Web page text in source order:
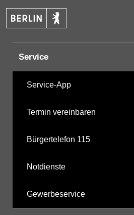
Service
Service-App
Termin vereinbaren
Bürgertelefon 115
Notdienste
Gewerbeservice